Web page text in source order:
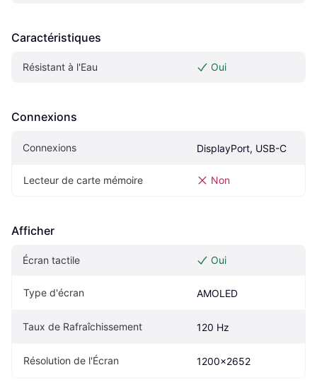
Caractéristiques
Résistant à l'Eau Oui
Connexions
Connexions DisplayPort, USB-C
Lecteur de carte mémoire Non
Afficher
Écran tactile Oui
Type d'écran AMOLED
Taux de Rafraîchissement 120 Hz
Résolution de l'Écran 1200x2652